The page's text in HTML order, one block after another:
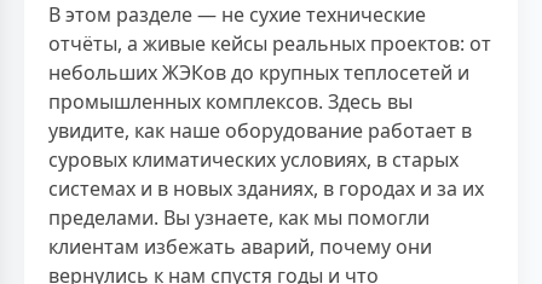
В этом разделе — не сухие технические
отчёты, а живые кейсы реальных проектов: от
небольших ЖЭКов до крупных теплосетей и
промышленных комплексов. Здесь вы
увидите, как наше оборудование работает в
суровых климатических условиях, в старых
системах и в новых зданиях, в городах и за их
пределами. Вы узнаете, как мы помогли
клиентам избежать аварий, почему они
вернулись к нам спустя годы и что